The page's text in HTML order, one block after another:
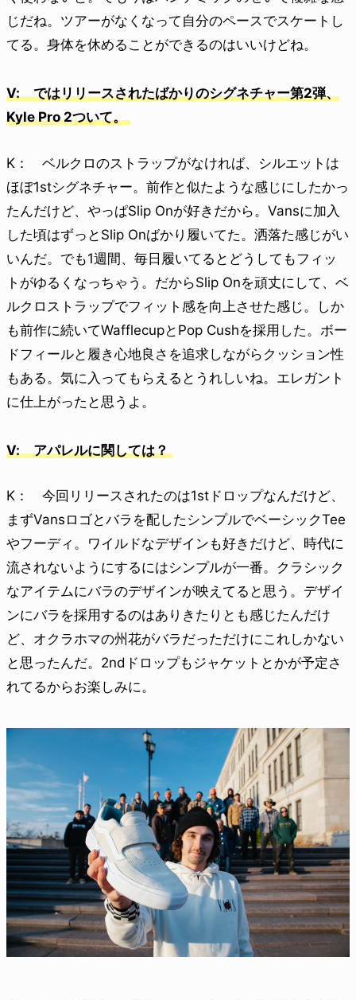
じだね。ツアーがなくなって自分のペースでスケートし
てる。身体を休めることができるのはいいけどね。
V: ではリリースされたばかりのシグネチャー第2弾、
Kyle Pro 2ついて。
K： ベルクロのストラップがなければ、シルエットは
ほぼ1stシグネチャー。前作と似たような感じにしたかっ
たんだけど、やっぱSlip Onが好きだから。Vansに加入
した頃はずっとSlip Onばかり履いてた。洒落た感じがい
いんだ。でも1週間、毎日履いてるとどうしてもフィッ
トがゆるくなっちゃう。だからSlip Onを頑丈にして、ベ
ルクロストラップでフィット感を向上させた感じ。しか
も前作に続いてWafflecupとPop Cushを採用した。ボー
ドフィールと履き心地良さを追求しながらクッション性
もある。気に入ってもらえるとうれしいね。エレガント
に仕上がったと思うよ。
V: アパレルに関しては？
K： 今回リリースされたのは1stドロップなんだけど、
まずVansロゴとバラを配したシンプルでベーシックTee
やフーディ。ワイルドなデザインも好きだけど、時代に
流されないようにするにはシンプルが一番。クラシック
なアイテムにバラのデザインが映えてると思う。デザイ
ンにバラを採用するのはありきたりとも感じたんだけ
ど、オクラホマの州花がバラだっただけにこれしかない
と思ったんだ。2ndドロップもジャケットとかが予定さ
れてるからお楽しみに。